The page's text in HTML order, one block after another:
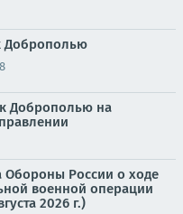
Доброполью
Доброполью на
Обороны России о ходе
военной операции
2026 г.)